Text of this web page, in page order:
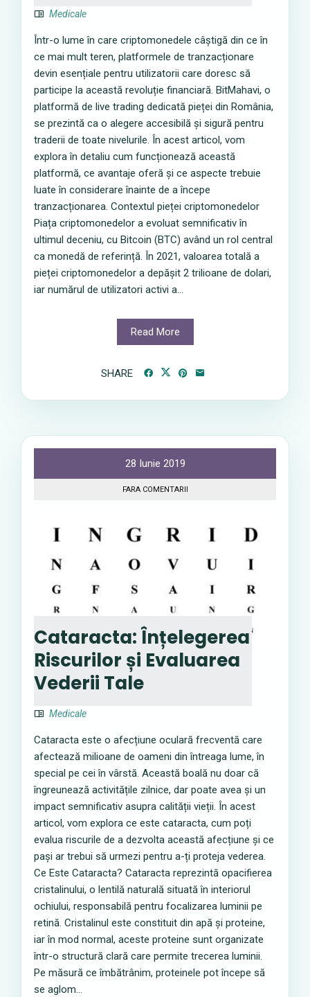
Medicale
Într-o lume în care criptomonedele câștigă din ce în
ce mai mult teren, platformele de tranzacționare
devin esențiale pentru utilizatorii care doresc să
participe la această revoluție financiară. BitMahavi, o
platformă de live trading dedicată pieței din România,
se prezintă ca o alegere accesibilă și sigură pentru
traderii de toate nivelurile. În acest articol, vom
explora în detaliu cum funcționează această
platformă, ce avantaje oferă și ce aspecte trebuie
luate în considerare înainte de a începe
tranzacționarea. Contextul pieței criptomonedelor
Piața criptomonedelor a evoluat semnificativ în
ultimul deceniu, cu Bitcoin (BTC) având un rol central
ca monedă de referință. În 2021, valoarea totală a
pieței criptomonedelor a depășit 2 trilioane de dolari,
iar numărul de utilizatori activi a...
Read More
SHARE
28 Iunie 2019
FARA COMENTARII
Cataracta: Înțelegerea
Riscurilor și Evaluarea
Vederii Tale
Medicale
Cataracta este o afecțiune oculară frecventă care
afectează milioane de oameni din întreaga lume, în
special pe cei în vârstă. Această boală nu doar că
îngreunează activitățile zilnice, dar poate avea și un
impact semnificativ asupra calității vieții. În acest
articol, vom explora ce este cataracta, cum poți
evalua riscurile de a dezvolta această afecțiune și ce
pași ar trebui să urmezi pentru a-ți proteja vederea.
Ce Este Cataracta? Cataracta reprezintă opacifierea
cristalinului, o lentilă naturală situată în interiorul
ochiului, responsabilă pentru focalizarea luminii pe
retină. Cristalinul este constituit din apă și proteine,
iar în mod normal, aceste proteine sunt organizate
într-o structură clară care permite trecerea luminii.
Pe măsură ce îmbătrânim, proteinele pot începe să
se aglom...